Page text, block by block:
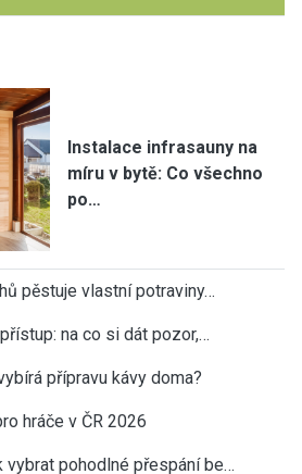
Instalace infrasauny na
míru v bytě: Co všechno
po…
pěstuje vlastní potraviny…
na co si dát pozor,…
přípravu kávy doma?
hráče v ČR 2026
vybrat pohodlné přespání be…